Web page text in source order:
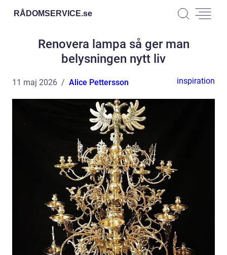
RÅDOMSERVICE.se
Renovera lampa så ger man
belysningen nytt liv
11 maj 2026 Alice Pettersson inspiration